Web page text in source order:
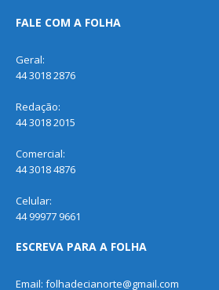
FALE COM A FOLHA
Geral:
44 3018 2876
Redação:
44 3018 2015
Comercial:
44 3018 4876
Celular:
44 99977 9661
ESCREVA PARA A FOLHA
Email: folhadecianorte@gmail.com